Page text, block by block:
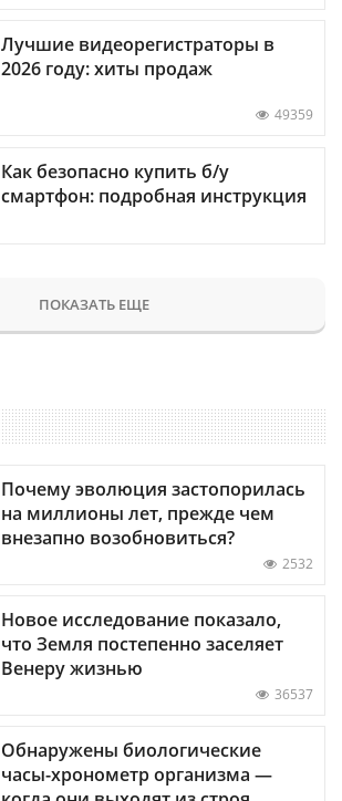
Лучшие видеорегистраторы в
2026 году: хиты продаж
49359
Как безопасно купить б/у
смартфон: подробная инструкция
ПОКАЗАТЬ ЕЩЕ
Почему эволюция застопорилась
на миллионы лет, прежде чем
внезапно возобновиться?
2532
Новое исследование показало,
что Земля постепенно заселяет
Венеру жизнью
36537
Обнаружены биологические
часы-хронометр организма —